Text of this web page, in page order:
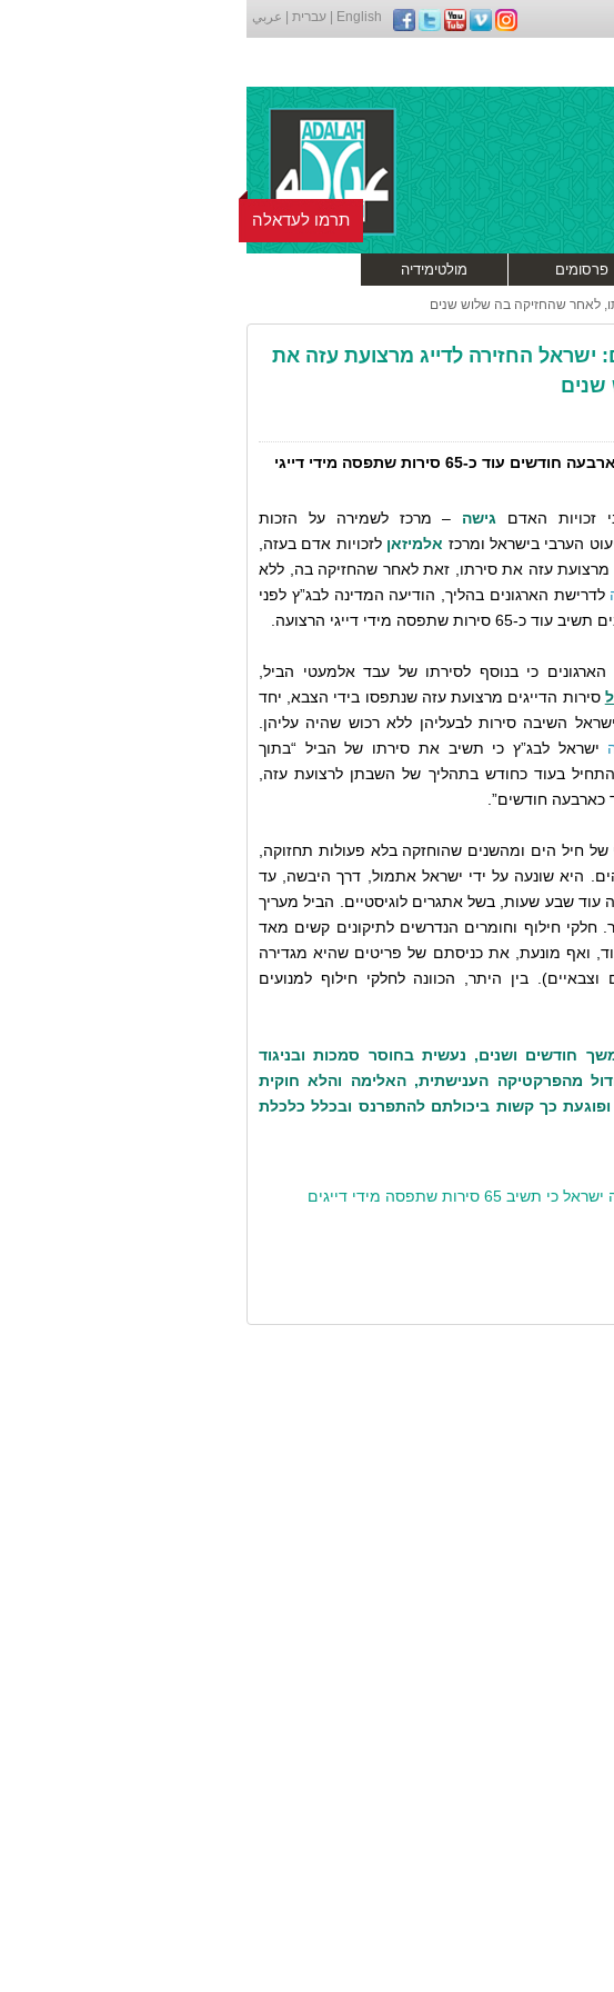
English עברית عربي
פרסומים מולטימידיה
תרמו לעדאלה
לאחר שהחזיקה בה שלוש שנים
ישראל החזירה לדייג מרצועת עזה את
שנים
המדינה התחייבה בפני בג”ץ להשיב בתוך ארבעה חודשים עוד כ-65 סירות שתפסה מידי דייגי
זכויות האדם גישה – מרכז לשמירה על הזכות
הערבי בישראל ומרכז אלמיזאן לזכויות אדם בעזה,
מרצועת עזה את סירתו, זאת לאחר שהחזיקה בה, ללא
לדרישת הארגונים בהליך, הודיעה המדינה לבג”ץ לפני
מידי דייגי הרצועה.
לבג”ץ בינואר 2019 דרשו הארגונים כי בנוסף לסירתו של עבד אלמעטי הביל,
סירות הדייגים מרצועת עזה שנתפסו בידי הצבא, יחד
השיבה סירות לבעליהן ללא רכוש שהיה עליהן.
ישראל לבג”ץ כי תשיב את סירתו של הביל “בתוך
בעוד כחודש בתהליך של השבתן לרצועת עזה,
כארבעה חודשים”.
חיל הים ומהשנים שהוחזקה בלא פעולות תחזוקה,
היא שונעה על ידי ישראל אתמול, דרך היבשה, עד
שבע שעות, בשל אתגרים לוגיסטיים. הביל מעריך
יעלה למעלה מ-45 אלף דולר. חלקי חילוף וחומרים הנדרשים לתיקונים קשים מאד
ואף מונעת, את כניסתם של פריטים שהיא מגדירה
בין היתר, הכוונה לחלקי חילוף למנועים
חודשים ושנים, נעשית בחוסר סמכות ובניגוד
מהפרקטיקה הענישתית, האלימה והלא חוקית
ופוגעת כך קשות ביכולתם להתפרנס ובכלל כלכלת
בעקבות עתירת ארגוני זכויות אדם הודיעה ישראל כי תשיב 65 סירות שתפסה מידי דייגים